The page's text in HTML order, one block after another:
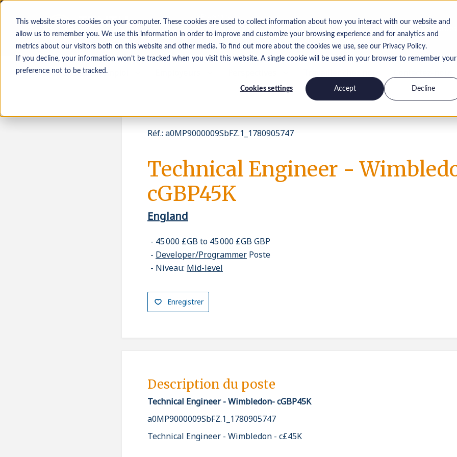
This website stores cookies on your computer. These cookies are used to collect information about how you interact with our website and
allow us to remember you. We use this information in order to improve and customize your browsing experience and for analytics and
metrics about our visitors both on this website and other media. To find out more about the cookies we use, see our Privacy Policy.
If you decline, your information won’t be tracked when you visit this website. A single cookie will be used in your browser to remember your
preference not to be tracked.
Cookies settings Accept Decline
Demandeurs d’emploi
Réf.: a0MP9000009SbFZ.1_1780905747
Technical Engineer -
cGBP45K
England
45 000 £GB to 45 000 £GB GBP
Developer/Programmer Poste
Niveau: Mid-level
Enregistrer
Description du poste
Technical Engineer - Wimbledon- cGBP45K
a0MP9000009SbFZ.1_1780905747
Technical Engineer - Wimbledon - c£45K